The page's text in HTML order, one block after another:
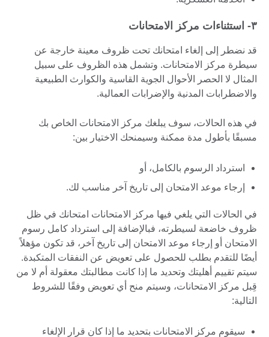
۳- استثناءات مركز الامتحانات
قد نضطر إلى إلغاء امتحانك تحت ظروف معينة خارجة عن
سيطرة مركز الامتحانات. وتشمل هذه الظروف على سبيل
المثال لا الحصر الأحوال الجوية القاسية والكوارث الطبيعية
والاضطرابات المدنية والإضرابات العمالية.
في هذه الحالات، سوف يبلغك مركز الامتحانات الخاص بك
مسبقًا بأطول مدة ممكنة وسيمنحك الاختيار بين:
استرداد الرسوم بالكامل، أو
إرجاء موعد الامتحان إلى تاريخ آخر مناسب لك.
في الحالات التي يلغي فيها مركز الامتحانات امتحانك في ظل
ظروف خاضعة لسيطرته، فبالإضافة إلى استرداد كامل رسوم
الامتحان أو إرجاء موعد الامتحان إلى تاريخ آخر، قد تكون مؤهلاً
أيضًا للتقدم بطلب للحصول على تعويض عن النفقات المتكبدة.
سيتم تقييم أهليتك وتحديد ما إذا كانت مطالبتك معقولة أم لا من
قِبل مركز الامتحانات، وسيتم منح أي تعويض وفقًا للشروط
التالية:
سيقوم مركز الامتحانات بتحديد ما إذا كان قرار الإلغاء